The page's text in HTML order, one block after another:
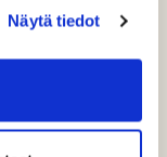
Näytä tiedot